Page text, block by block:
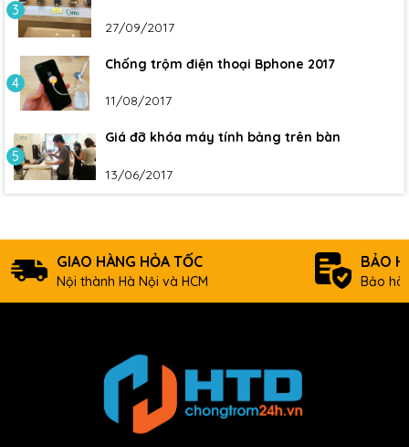
3
27/09/2017
4
Chống trộm điện thoại Bphone 2017
11/08/2017
5
Giá đỡ khóa máy tính bảng trên bàn
13/06/2017
GIAO HÀNG HỎA TỐC
Nội thành Hà Nội và HCM
BẢO
Bảo